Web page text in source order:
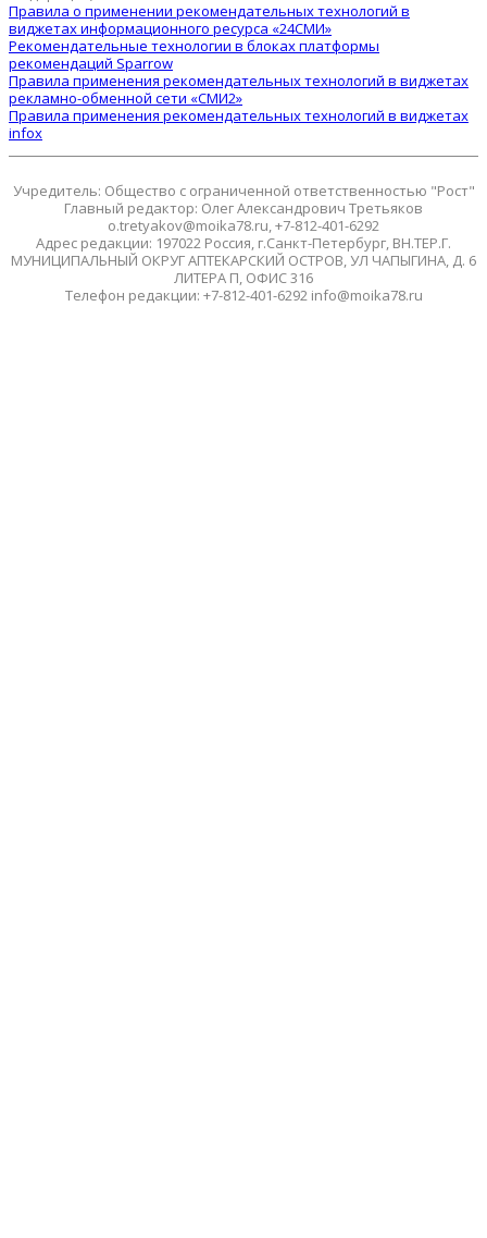
Правила о применении рекомендательных технологий в
виджетах информационного ресурса «24СМИ»
Рекомендательные технологии в блоках платформы
рекомендаций Sparrow
Правила применения рекомендательных технологий в виджетах
рекламно-обменной сети «СМИ2»
Правила применения рекомендательных технологий в виджетах
infox
Учредитель: Общество с ограниченной ответственностью "Рост"
Главный редактор: Олег Александрович Третьяков
o.tretyakov@moika78.ru, +7-812-401-6292
Адрес редакции: 197022 Россия, г.Санкт-Петербург, ВН.ТЕР.Г.
МУНИЦИПАЛЬНЫЙ ОКРУГ АПТЕКАРСКИЙ ОСТРОВ, УЛ ЧАПЫГИНА, Д. 6
ЛИТЕРА П, ОФИС 316
Телефон редакции: +7-812-401-6292 info@moika78.ru